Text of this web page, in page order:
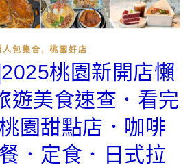
人包集合 , 桃園好店
桃園新開店懶
遊美食速查．看完
園甜點店．咖啡
．定食．日式拉